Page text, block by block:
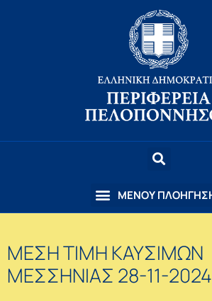
ΜΕΣΗ ΤΙΜΗ ΚΑΥΣΙΜΩΝ
ΜΕΣΣΗΝΙΑΣ 28-11-2024